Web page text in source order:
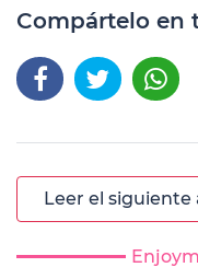
Compártelo en
Leer el siguiente